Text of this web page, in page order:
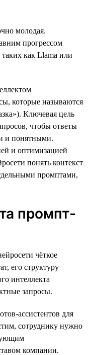
молодая.
прогрессом
как Llama или
которые называются
Ключевая цель
чтобы ответы
и понятными.
и оптимизацией
понять контекст
промптами,
промпт-
чёткое
его структуру
интеллекта
запросы.
ассистентов для
сотруднику нужно
компании.